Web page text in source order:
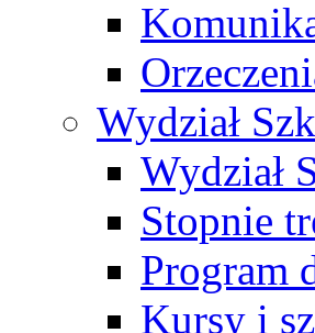
Wydział
Wydział
Stopnie
Program
Kursy i